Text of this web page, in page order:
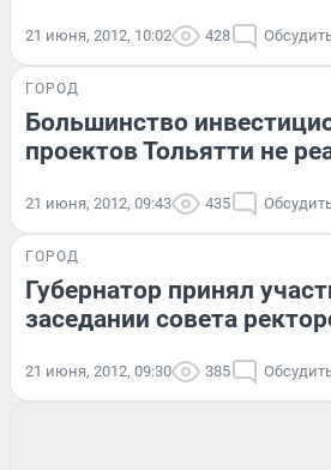
21 июня, 2012, 10:02 428
ГОРОД
Большинство
проектов Тольятти не
21 июня, 2012, 09:43 435
ГОРОД
Губернатор принял
заседании совета
21 июня, 2012, 09:30 385